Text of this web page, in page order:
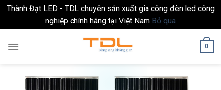
Thành Đạt LED - TDL chuyên sản xuất gia công đèn led công
nghiệp chính hãng tại Việt Nam Bỏ qua
0